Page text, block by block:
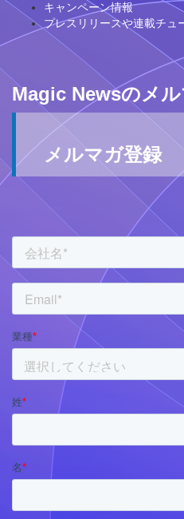
キャンペーン情報
プレスリリースや連載チュ
Magic Newsのメ
メルマガ登録